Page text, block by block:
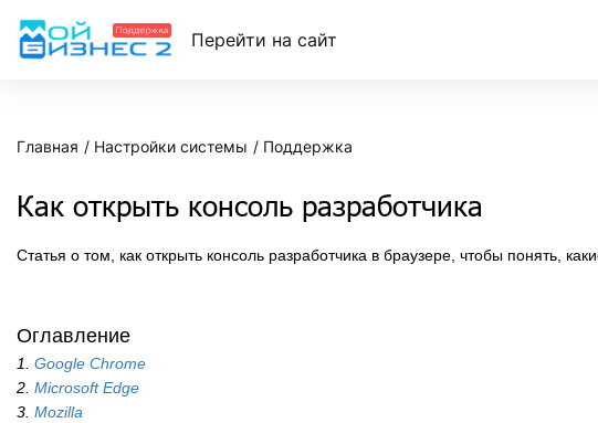
Перейти на сайт
Главная Настройки системы Поддержка
Как открыть консоль разработчика
Статья о том, как открыть консоль разработчика в браузере, чтобы понять,
Оглавление
1. Google Chrome
2. Microsoft Edge
3. Mozilla